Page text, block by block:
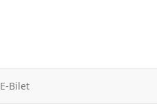
E-Bilet